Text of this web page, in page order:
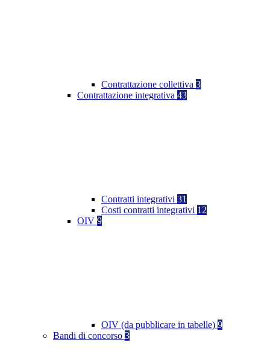
Contrattazione collettiva 3
Contrattazione integrativa 43
Contratti integrativi 31
Costi contratti integrativi 12
OIV 9
OIV (da pubblicare in tabelle) 9
Bandi di concorso 3